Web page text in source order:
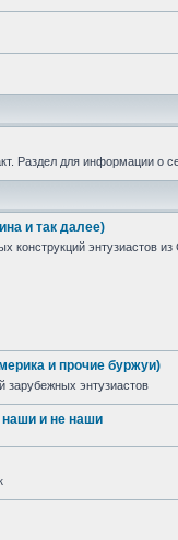
Раздел для информации о
и так далее)
конструкций энтузиастов
и прочие буржуи)
зарубежных энтузиастов
наши и не наши